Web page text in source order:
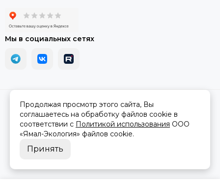
Мы в социальных сетях
2026 © АРМА-72 - военное снаряжение и экипировка оптом и в
розницу.Карта сайта
Продолжая просмотр этого сайта, Вы
соглашаетесь на обработку файлов cookie в
соответствии с Политикой использования ООО
«Ямал-Экология» файлов cookie.
Принять